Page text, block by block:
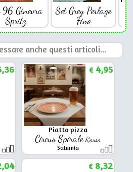
96 Ginevra
Spritz
Set Grey Perlage
Fino
anche questi articoli...
Piatto pizza
Circus SpiraleRosso
Saturnia
€4,95
€8,32